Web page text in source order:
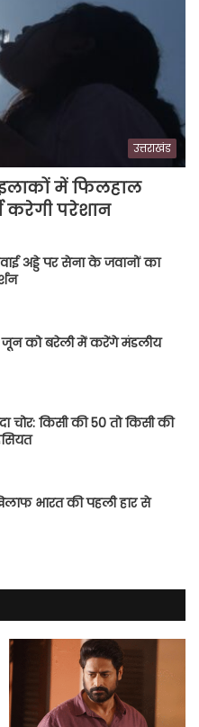
उत्तराखंड
में फिलहाल
करेगी परेशान
अड्डे पर सेना के जवानों का
जून को बरेली में करेंगे मंडलीय
चोर: किसी की 50 तो किसी की
भारत की पहली हार से